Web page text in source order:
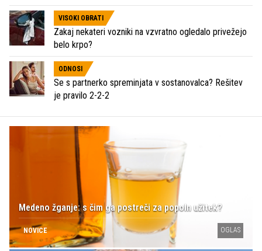
VISOKI OBRATI
Zakaj nekateri vozniki na vzvratno ogledalo privežejo
belo krpo?
ODNOSI
Se s partnerko spreminjata v sostanovalca? Rešitev
je pravilo 2-2-2
Medeno žganje: s čim ga postreči za popoln užitek?
NOVICE OGLAS